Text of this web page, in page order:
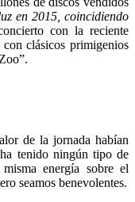
en 2015, coincidiendo
con la reciente
clásicos primigenios
de la jornada habían
tenido ningún tipo de
energía sobre el
seamos benevolentes.